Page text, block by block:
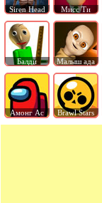
Siren Head Мисс Ти
Балди Малыш ада
Амонг Ас Brawl Stars